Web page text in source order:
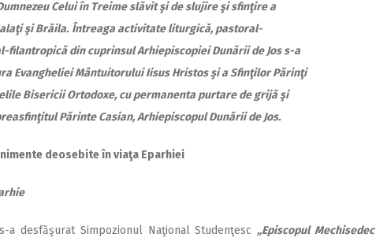
Celui în Treime slăvit şi de slujire şi sfinţire a
şi Brăila. Întreaga activitate liturgică, pastoral-
din cuprinsul Arhiepiscopiei Dunării de Jos s-a
Evangheliei Mântuitorului Iisus Hristos şi a Sfinţilor Părinţi
Bisericii Ortodoxe, cu permanenta purtare de grijă şi
Părinte Casian, Arhiepiscopul Dunării de Jos.
deosebite în viaţa Eparhiei
desfăşurat Simpozionul Naţional Studenţesc„Episcopul Mechisedec